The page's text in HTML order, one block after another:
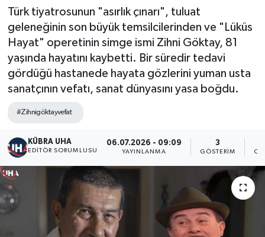
Türk tiyatrosunun "asırlık çınarı", tuluat
geleneğinin son büyük temsilcilerinden ve "Lüküs
Hayat" operetinin simge ismi Zihni Göktay, 81
yaşında hayatını kaybetti. Bir süredir tedavi
gördüğü hastanede hayata gözlerini yuman usta
sanatçının vefatı, sanat dünyasını yasa boğdu.
#Zihnigöktayvefat
KÜBRA UHA
EDİTÖR SORUMLUSU
06.07.2026 - 09:09
YAYINLANMA
3
GÖSTERIM
Spor
Yaşam
Tüm Manşetler
Son Dakika Haberleri
Haber Arşivi